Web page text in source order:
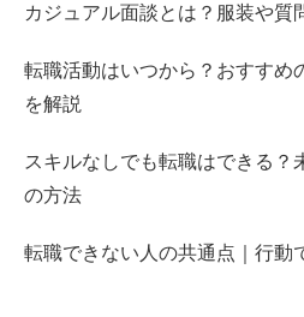
カジュアル面談とは？服装や質
転職活動はいつから？おすすめ
を解説
スキルなしでも転職はできる？
の方法
転職できない人の共通点｜行動